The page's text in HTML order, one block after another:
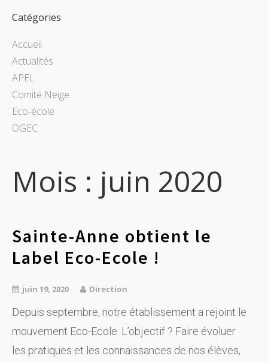
Catégories
Accueil
Actualités
APEL
Comité Neige
Eco-école
OGEC
Mois : juin 2020
Sainte-Anne obtient le
Label Eco-Ecole !
juin 19, 2020 Direction
Depuis septembre, notre établissement a rejoint le
mouvement Eco-Ecole. L’objectif ? Faire évoluer
les pratiques et les connaissances de nos élèves,